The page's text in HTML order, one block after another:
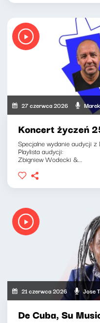
27 czerwca 2026
Koncert życzeń
Specjalne wydanie audycji z
Playlista audycji:
Zbigniew Wodecki &...
21 czerwca 2026 Jose
De Cuba, Su